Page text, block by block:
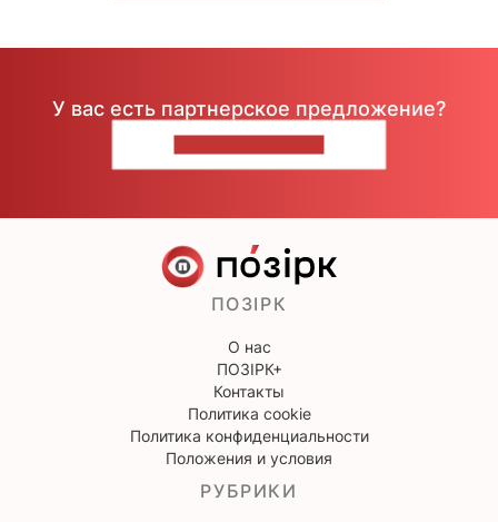
У вас есть партнерское предложение?
ПОЗІРК
О нас
ПОЗІРК+
Контакты
Политика cookie
Политика конфиденциальности
Положения и условия
РУБРИКИ